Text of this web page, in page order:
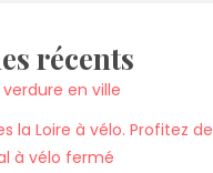
récents
en ville
la Loire à vélo. Profitez de
à vélo fermé